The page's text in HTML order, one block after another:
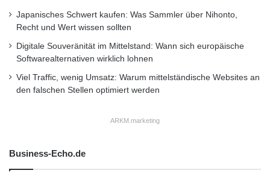
den Fahrkomfort. „Reifen mit dem korrekten
Druck rollen komfortabel und bieten gutes
Handling“, argumentiert Nokian-Reifenexperte
Morri. Wenn der Druck zu hoch ist, walken die
Pneus unter dem Auto nicht, wodurch der
reibungslos.
Japanisches Schwert kaufen: Was Sammler über Nihonto,
Recht und Wert wissen sollten
Digitale Souveränität im Mittelstand: Wann sich europäische
Softwarealternativen wirklich lohnen
Viel Traffic, wenig Umsatz: Warum mittelständische Websites an
den falschen Stellen optimiert werden
ARKM.marketing
Business-Echo.de